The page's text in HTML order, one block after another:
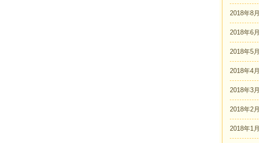
2018年8月
2018年6月
2018年5月
2018年4月
2018年3月
2018年2月
2018年1月